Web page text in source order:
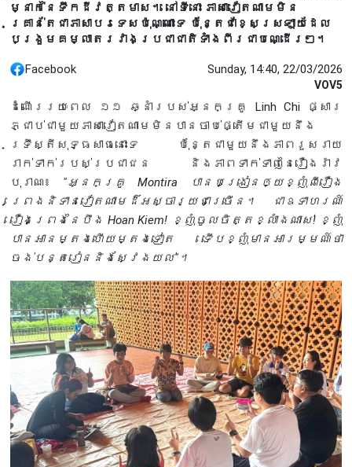
ម្នាក់នៃទឹកដីវត្តមាស។ នៅទីនោះ ភាសាវៀតណាមមិន
គ្រាន់តែជាភាសាបរទេសប៉ុណ្ណោះទេ ប៉ុន្តែជាខ្សែស្រឡាយដែល
បង្រួមគម្លាតរវាងប្រជាជាតិទាំងពីរជាបណ្ដើរៗ។
Facebook Sunday, 14:40, 22/03/2026
VOV5
ដំណើររយៈពេល ១១ ឆ្នាំរបស់អ្នកគ្រូ Linh Chi ផ្សារ
ភ្ជាប់ជាមួយភាសាវៀតណាមមិនបានចាប់ផ្តើមជាមួយនឹង
ទ្រឹស្តីសុទ្ធសាធនោះទេ ប៉ុន្តែជាមួយនឹងភាពរួសរាយ
រាក់ទាក់របស់ប្រជាជន និងភាពទាក់ទាញនៃរឿងរ៉ាវ
បុរាណ៖ "អ្នកគ្រូ Montira បានបង្រៀនឲ្យខ្ញុំពីរឿង
ព្រេងនិទានវៀតណាមដ៏អស្ចារ្យជាច្រើន។ ជាឧទាហរណ៍
រឿងព្រេងនៃបឹង Hoan Kiem! ខ្ញុំចូលចិត្តខ្លាំងណាស់! ខ្ញុំ
បានអានម្តងហើយម្តងទៀត ទើបខ្ញុំមានអារម្មណ៍ថា
ចង់បន្តរៀននិងស្វែងយល់"។